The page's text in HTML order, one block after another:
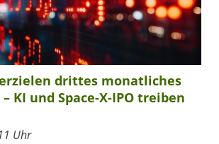
drittes monatliches
KI und Space-X-IPO treiben
Uhr